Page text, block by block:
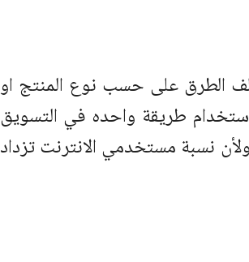
الطرق على حسب نوع المنتج او
طريقة واحده في التسويق
نسبة مستخدمي الانترنت تزداد